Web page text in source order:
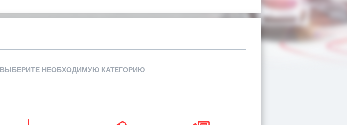
ВЫБЕРИТЕ НЕОБХОДИМУЮ КАТЕГОРИЮ